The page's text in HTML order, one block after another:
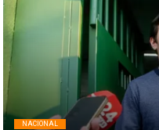
NACIONAL